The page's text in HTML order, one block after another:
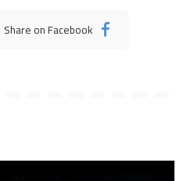
Share on Facebook